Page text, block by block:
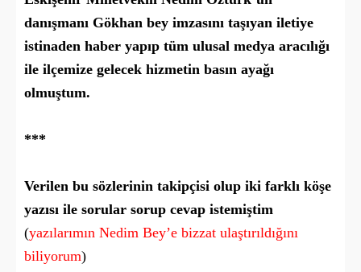
danışmanı Gökhan bey imzasını taşıyan iletiye
istinaden haber yapıp tüm ulusal medya aracılığı
ile ilçemize gelecek hizmetin basın ayağı
olmuştum.
***
Verilen bu sözlerinin takipçisi olup iki farklı köşe
yazısı ile sorular sorup cevap istemiştim
(yazılarımın Nedim Bey’e bizzat ulaştırıldığını
biliyorum)